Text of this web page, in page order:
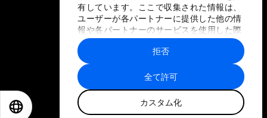
有しています。ここで収集された情報は、
ユーザーが各パートナーに提供した他の情
報や各パートナーのサービスを使用した際
に収集された情報と組み合わされ、各パー
トナーによって使用されることがありま
す。
全て許可
カスタム化
拒否
プライバシーポリシーと利用規約
サイトマップ
©
世界経済フォーラム